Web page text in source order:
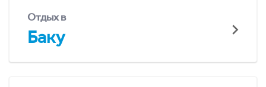
Отдых в
Баку